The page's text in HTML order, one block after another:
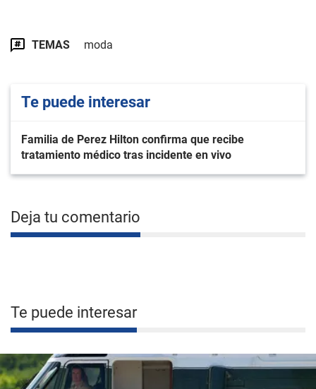
TEMAS moda
Te puede interesar
Familia de Perez Hilton confirma que recibe
tratamiento médico tras incidente en vivo
Deja tu comentario
Te puede interesar